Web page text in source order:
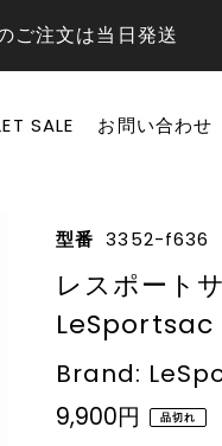
ご注文は当日発送
SALE お問い合わせ
型番 3352-f636
レスポート
LeSportsac
Brand:
9,900円 品切れ